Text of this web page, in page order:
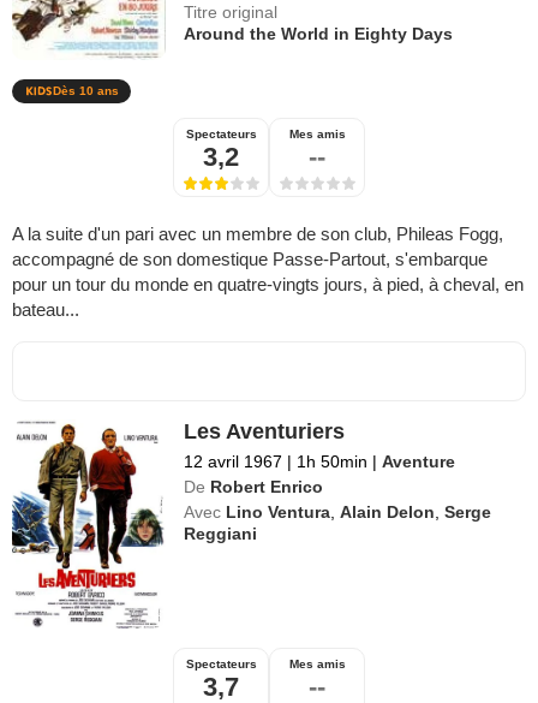
Titre original
Around the World in Eighty Days
Dès 10 ans
Spectateurs
3,2
Mes amis
--
A la suite d'un pari avec un membre de son club, Phileas Fogg,
accompagné de son domestique Passe-Partout, s'embarque
pour un tour du monde en quatre-vingts jours, à pied, à cheval, en
bateau...
Les Aventuriers
12 avril 1967 | 1h 50min | Aventure
De Robert Enrico
Avec Lino Ventura ,Alain Delon ,Serge
Reggiani
Spectateurs
3,7
Mes amis
--